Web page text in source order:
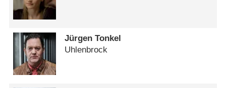
Jürgen Tonkel
Uhlenbrock